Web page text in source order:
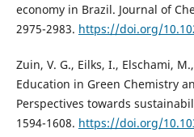
economy in Brazil. Journal of
2975-2983. https://doi.org/
Zuin, V. G., Eilks, I., Elschami,
Education in Green Chemistry
Perspectives towards
1594-1608. https://doi.org/